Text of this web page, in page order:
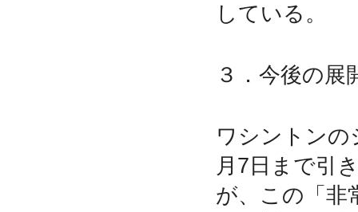
している。
３．今後の展
ワシントンの
月7日まで引
が、この 「